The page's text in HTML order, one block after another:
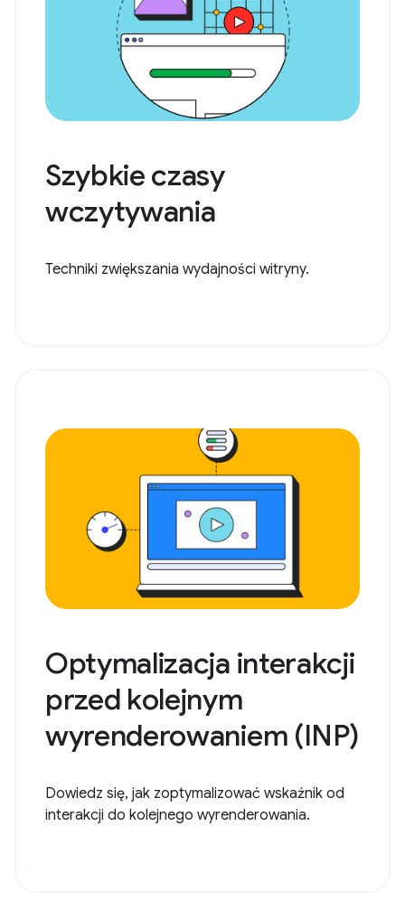
Szybkie czasy
wczytywania
Techniki zwiększania wydajności witryny.
Optymalizacja interakcji
przed kolejnym
wyrenderowaniem (INP)
Dowiedz się, jak zoptymalizować wskaźnik od
interakcji do kolejnego wyrenderowania.